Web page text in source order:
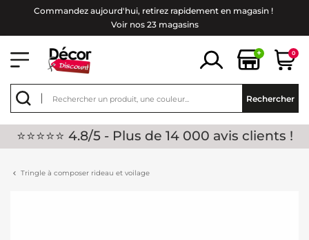
Commandez aujourd'hui, retirez rapidement en magasin !
Voir nos 23 magasins
+ 0
Rechercher
⭐⭐⭐⭐⭐ 4.8/5 - Plus de 14 000 avis clients !
Tringle à composer rideau et voilage